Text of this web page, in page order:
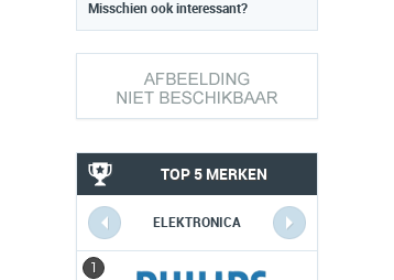
Misschien ook interessant?
TOP 5 MERKEN
ELEKTRONICA
1